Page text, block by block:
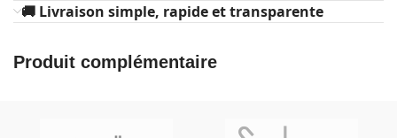
🚚 Livraison simple, rapide et transparente
Produit complémentaire